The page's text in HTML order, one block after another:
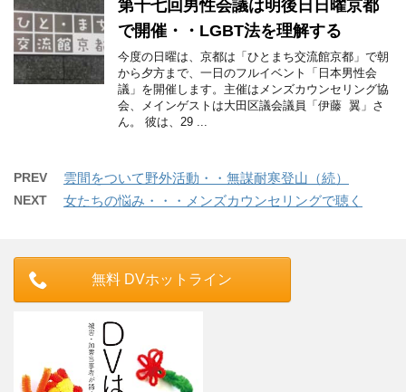
第十七回男性会議は明後日日曜京都
で開催・・LGBT法を理解する
今度の日曜は、京都は「ひとまち交流館京都」で朝
から夕方まで、一日のフルイベント「日本男性会
議」を開催します。主催はメンズカウンセリング協
会、メインゲストは大田区議会議員「伊藤 翼」さ
ん。 彼は、29 ...
PREV 雲間をついて野外活動・・無謀耐寒登山（続）
NEXT 女たちの悩み・・・メンズカウンセリングで聴く
無料 DVホットライン